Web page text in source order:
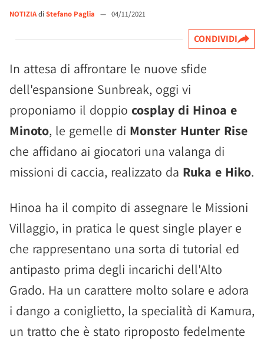
NOTIZIAdi Stefano Paglia — 04/11/2021
CONDIVIDI
In attesa di affrontare le nuove sfide
dell'espansione Sunbreak, oggi vi
proponiamo il doppio cosplay di Hinoa e
Minoto, le gemelle di Monster Hunter Rise
che affidano ai giocatori una valanga di
missioni di caccia, realizzato da Ruka e Hiko.
Hinoa ha il compito di assegnare le Missioni
Villaggio, in pratica le quest single player e
che rappresentano una sorta di tutorial ed
antipasto prima degli incarichi dell'Alto
Grado. Ha un carattere molto solare e adora
i dango a coniglietto, la specialità di Kamura,
un tratto che è stato riproposto fedelmente